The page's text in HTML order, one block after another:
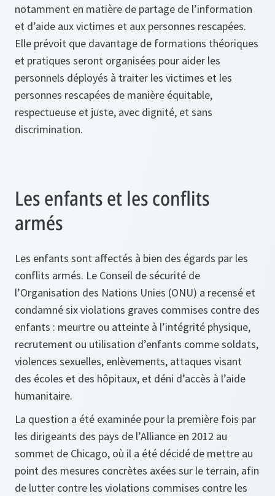
notamment en matière de partage de l’information
et d’aide aux victimes et aux personnes rescapées.
Elle prévoit que davantage de formations théoriques
et pratiques seront organisées pour aider les
personnels déployés à traiter les victimes et les
personnes rescapées de manière équitable,
respectueuse et juste, avec dignité, et sans
discrimination.
Les enfants et les conflits
armés
Les enfants sont affectés à bien des égards par les
conflits armés. Le Conseil de sécurité de
l’Organisation des Nations Unies (ONU) a recensé et
condamné six violations graves commises contre des
enfants : meurtre ou atteinte à l’intégrité physique,
recrutement ou utilisation d’enfants comme soldats,
violences sexuelles, enlèvements, attaques visant
des écoles et des hôpitaux, et déni d’accès à l’aide
humanitaire.
La question a été examinée pour la première fois par
les dirigeants des pays de l’Alliance en 2012 au
sommet de Chicago, où il a été décidé de mettre au
point des mesures concrètes axées sur le terrain, afin
de lutter contre les violations commises contre les